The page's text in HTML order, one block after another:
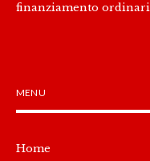
finanziamento
MENU
Home